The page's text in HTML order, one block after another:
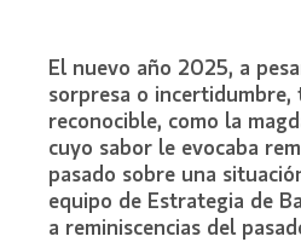
El nuevo año 2025, a
sorpresa o incertidumbre,
reconocible, como la
cuyo sabor le evocaba
pasado sobre una
equipo de Estrategia de
a reminiscencias del